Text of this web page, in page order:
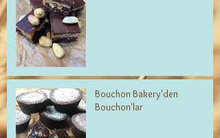
Bouchon Bakery'den
Bouchon'lar